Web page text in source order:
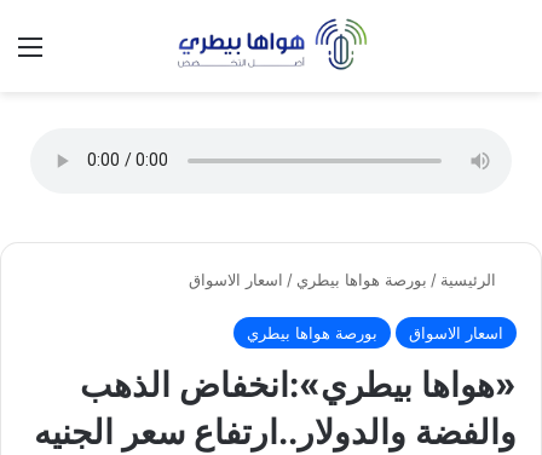
الوضع
الرئيسية / بورصة هواها بيطري / اسعار الاسواق
اسعار الاسواق بورصة هواها بيطري
«هواها بيطري»:انخفاض الذهب
والفضة والدولار..ارتفاع سعر الجنيه